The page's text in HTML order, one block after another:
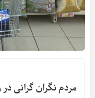
مردم نگران گرانی